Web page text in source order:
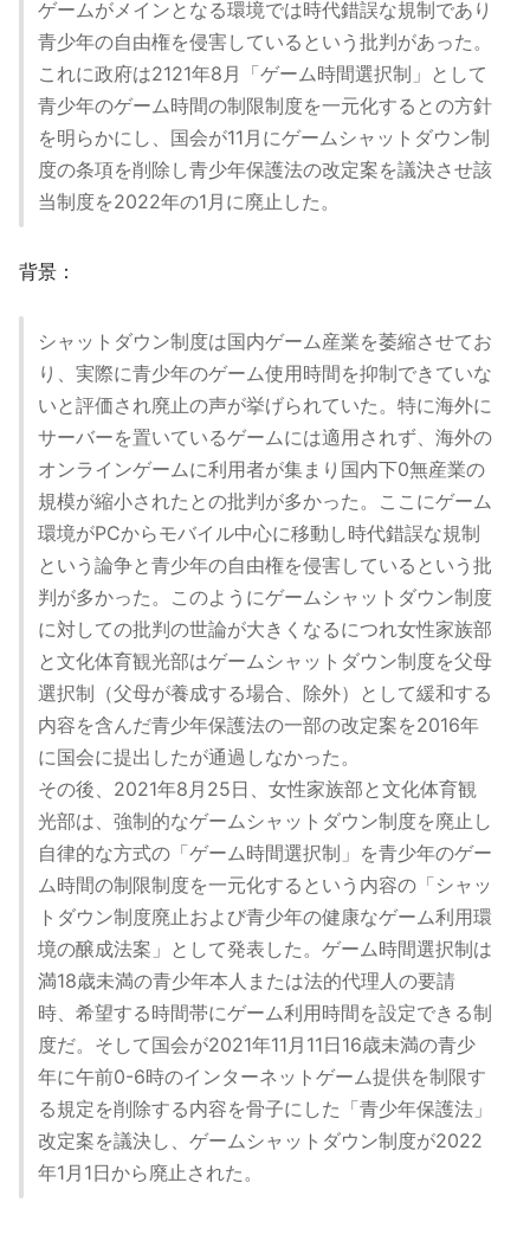
ゲームがメインとなる環境では時代錯誤な規制であり
青少年の自由権を侵害しているという批判があった。
これに政府は2121年8月「ゲーム時間選択制」として
青少年のゲーム時間の制限制度を一元化するとの方針
を明らかにし、国会が11月にゲームシャットダウン制
度の条項を削除し青少年保護法の改定案を議決させ該
当制度を2022年の1月に廃止した。
背景：
シャットダウン制度は国内ゲーム産業を萎縮させてお
り、実際に青少年のゲーム使用時間を抑制できていな
いと評価され廃止の声が挙げられていた。特に海外に
サーバーを置いているゲームには適用されず、海外の
オンラインゲームに利用者が集まり国内下0無産業の
規模が縮小されたとの批判が多かった。ここにゲーム
環境がPCからモバイル中心に移動し時代錯誤な規制
という論争と青少年の自由権を侵害しているという批
判が多かった。このようにゲームシャットダウン制度
に対しての批判の世論が大きくなるにつれ女性家族部
と文化体育観光部はゲームシャットダウン制度を父母
選択制（父母が養成する場合、除外）として緩和する
内容を含んだ青少年保護法の一部の改定案を2016年
に国会に提出したが通過しなかった。
その後、2021年8月25日、女性家族部と文化体育観
光部は、強制的なゲームシャットダウン制度を廃止し
自律的な方式の「ゲーム時間選択制」を青少年のゲー
ム時間の制限制度を一元化するという内容の「シャッ
トダウン制度廃止および青少年の健康なゲーム利用環
境の醸成法案」として発表した。ゲーム時間選択制は
満18歳未満の青少年本人または法的代理人の要請
時、希望する時間帯にゲーム利用時間を設定できる制
度だ。そして国会が2021年11月11日16歳未満の青少
年に午前0-6時のインターネットゲーム提供を制限す
る規定を削除する内容を骨子にした「青少年保護法」
改定案を議決し、ゲームシャットダウン制度が2022
年1月1日から廃止された。